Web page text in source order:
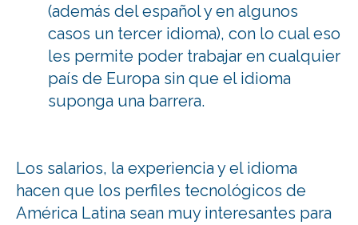
(además del español y en algunos
casos un tercer idioma), con lo cual eso
les permite poder trabajar en cualquier
país de Europa sin que el idioma
suponga una barrera.
Los salarios, la experiencia y el idioma
hacen que los perfiles tecnológicos de
América Latina sean muy interesantes para